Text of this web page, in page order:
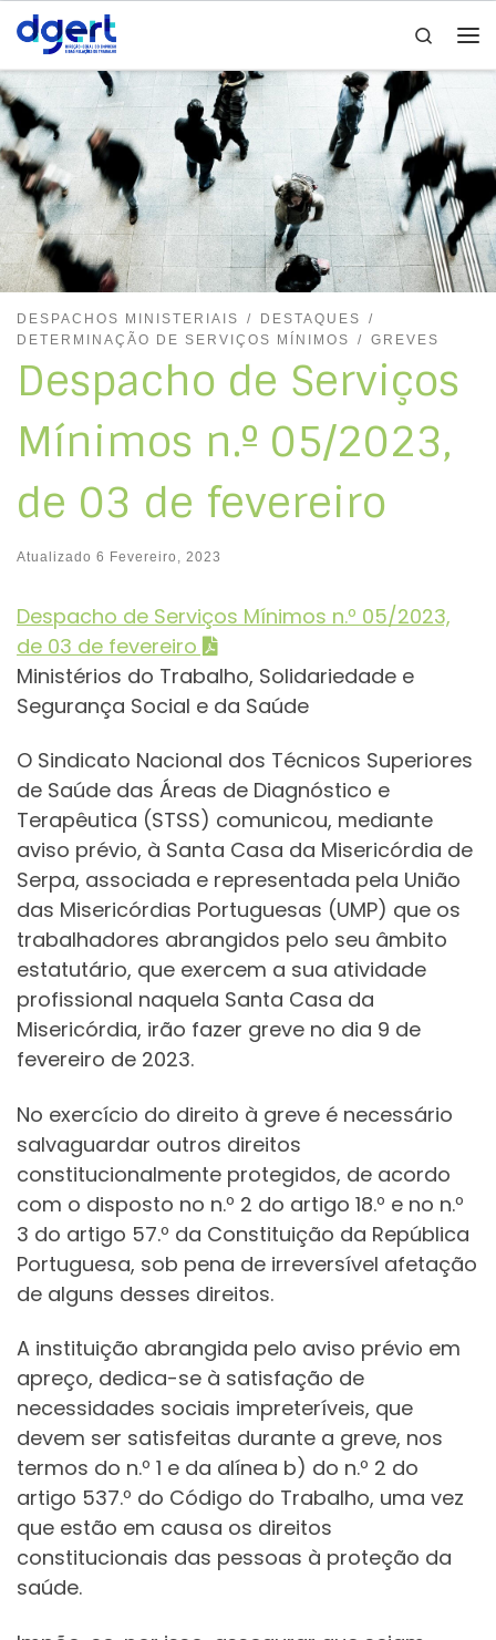
Skip to content
Search
DESPACHOS MINISTERIAIS
DESTAQUES
DETERMINAÇÃO DE SERVIÇOS MÍNIMOS
GREVES
Despacho de Serviços
Mínimos n.º 05/2023,
de 03 de fevereiro
Atualizado 6 Fevereiro, 2023
Despacho de Serviços Mínimos n.º 05/2023,
de 03 de fevereiro
Ministérios do Trabalho, Solidariedade e
Segurança Social e da Saúde
O Sindicato Nacional dos Técnicos Superiores
de Saúde das Áreas de Diagnóstico e
Terapêutica (STSS) comunicou, mediante
aviso prévio, à Santa Casa da Misericórdia de
Serpa, associada e representada pela União
das Misericórdias Portuguesas (UMP) que os
trabalhadores abrangidos pelo seu âmbito
estatutário, que exercem a sua atividade
profissional naquela Santa Casa da
Misericórdia, irão fazer greve no dia 9 de
fevereiro de 2023.
No exercício do direito à greve é necessário
salvaguardar outros direitos
constitucionalmente protegidos, de acordo
com o disposto no n.º 2 do artigo 18.º e no n.º
3 do artigo 57.º da Constituição da República
Portuguesa, sob pena de irreversível afetação
de alguns desses direitos.
A instituição abrangida pelo aviso prévio em
apreço, dedica-se à satisfação de
necessidades sociais impreteríveis, que
devem ser satisfeitas durante a greve, nos
termos do n.º 1 e da alínea b) do n.º 2 do
artigo 537.º do Código do Trabalho, uma vez
que estão em causa os direitos
constitucionais das pessoas à proteção da
saúde.